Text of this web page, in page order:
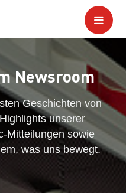
Newsroom
Geschichten von
unserer
Mitteilungen sowie
was uns bewegt.